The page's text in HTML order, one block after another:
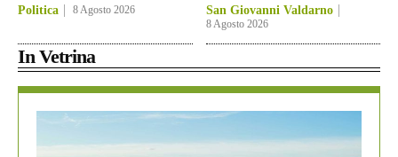
Politica 8 Agosto 2026 San Giovanni Valdarno
8 Agosto 2026
In Vetrina